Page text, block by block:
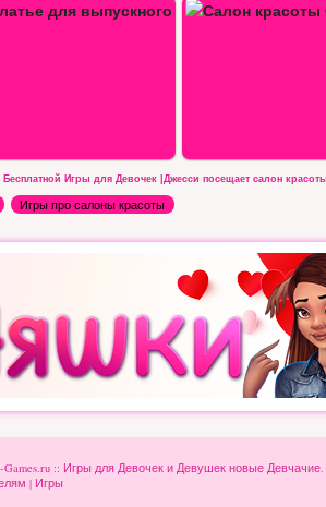
Сани Салон красоты принцесс Диснея
Игры для Девочек |Джесси посещает салон
Игры про салоны красоты
Games.ru :: Игры для Девочек и Девушек новые
| Игры